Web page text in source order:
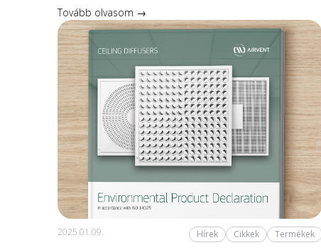
Tovább olvasom →
2025.01.09. Hírek Cikkek Termékek